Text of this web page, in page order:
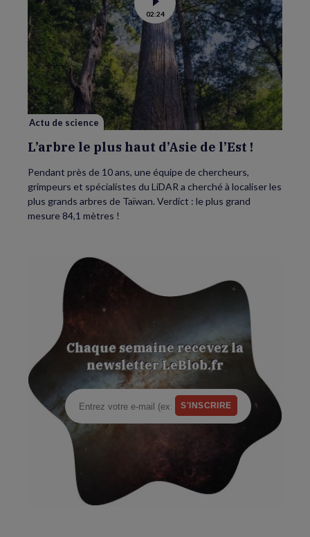
Voir
la
vidéo
de
L’arbre
le
plus
haut
d’Asie
02:24
Actu de science
L’arbre le plus haut d’Asie de l’Est !
Pendant près de 10 ans, une équipe de chercheurs,
grimpeurs et spécialistes du LiDAR a cherché à localiser les
plus grands arbres de Taïwan. Verdict : le plus grand
mesure 84,1 mètres !
Chaque semaine recevez la
newsletter LeBlob.fr